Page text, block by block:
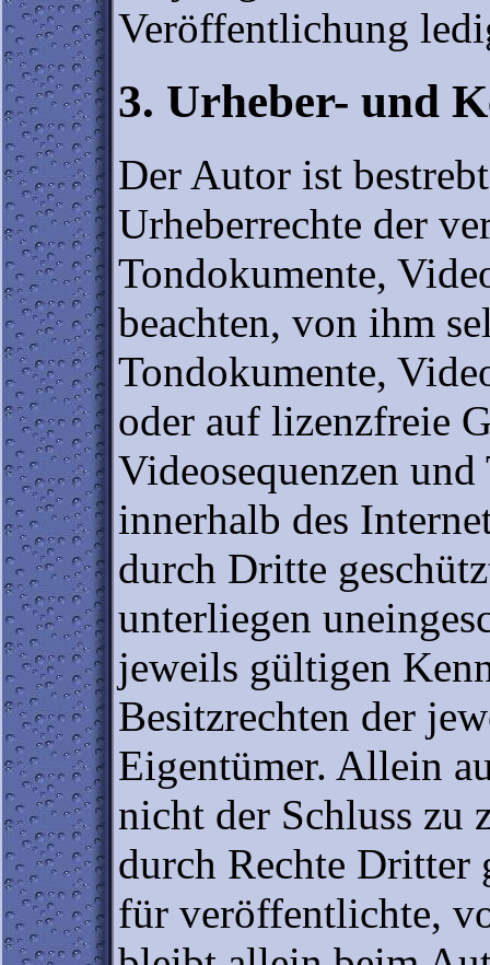
Veröffentlichung
3. Urheber- und
Der Autor ist
Urheberrechte der
Tondokumente,
beachten, von ihm
Tondokumente,
oder auf lizenzfreie
Videosequenzen
innerhalb des
durch Dritte
unterliegen
jeweils gültigen
Besitzrechten der
Eigentümer. Allein
nicht der Schluss zu
durch Rechte Dritter
für veröffentlichte,